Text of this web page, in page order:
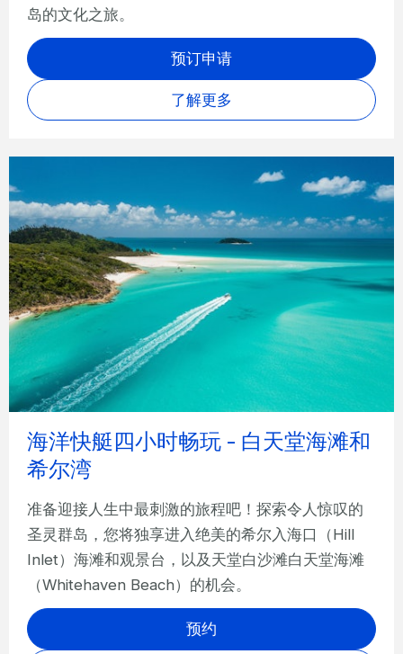
岛的文化之旅。
预订申请
了解更多
海洋快艇四小时畅玩 - 白天堂海滩和
希尔湾
准备迎接人生中最刺激的旅程吧！探索令人惊叹的
圣灵群岛，您将独享进入绝美的希尔入海口（Hill
Inlet）海滩和观景台，以及天堂白沙滩白天堂海滩
（Whitehaven Beach）的机会。
预约